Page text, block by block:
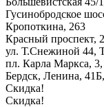
Гусинобродское
Кропоткина, 263
Красный проспект,
ул. Т.Снежиной 44,
пл. Карла Маркса,
Бердск, Ленина,
Скидка!
Скидка!